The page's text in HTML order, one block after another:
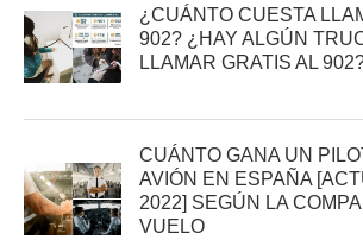
¿CUÁNTO CUESTA
902? ¿HAY ALGÚN
LLAMAR GRATIS AL
CUÁNTO GANA UN
AVIÓN EN ESPAÑA
2022] SEGÚN LA
VUELO